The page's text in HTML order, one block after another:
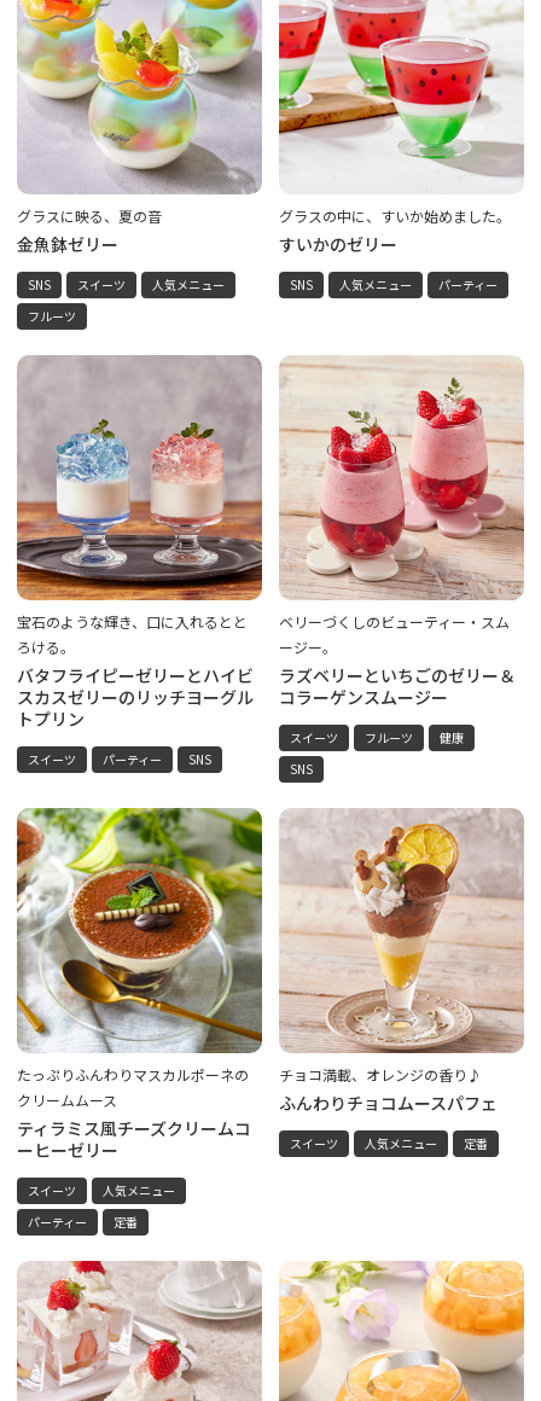
グラスに映る、夏の音
金魚鉢ゼリー
SNS スイーツ
人気メニュー
フルーツ
グラスの中に、すいか始めました。
すいかのゼリー
SNS 人気メニュー パーティー
宝石のような輝き、口に入れるとと
ろける。
バタフライピーゼリーとハイビ
スカスゼリーのリッチヨーグル
トプリン
スイーツ パーティー SNS
ベリーづくしのビューティー・スム
ージー。
ラズベリーといちごのゼリー＆
コラーゲンスムージー
スイーツ フルーツ
健康
SNS
たっぷりふんわりマスカルポーネの
クリームムース
ティラミス風チーズクリームコ
ーヒーゼリー
スイーツ
人気メニュー
パーティー
定番
チョコ満載、オレンジの香り♪
ふんわりチョコムースパフェ
スイーツ 人気メニュー 定番